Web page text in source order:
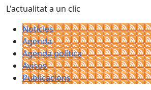
L'actualitat a un clic
Notícies
Agenda
Agenda política
Avisos
Publicacions